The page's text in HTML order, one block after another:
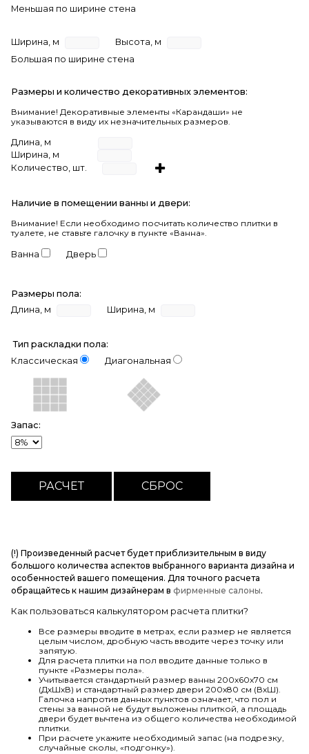
Меньшая по ширине стена
Ширина, м
Высота, м
Большая по ширине стена
Размеры и количество декоративных элементов:
Внимание! Декоративные элементы «Карандаши» не
указываются в виду их незначительных размеров.
Длина, м
Ширина, м
Количество, шт.
Наличие в помещении ванны и двери:
Внимание! Если необходимо посчитать количество плитки в
туалете, не ставьте галочку в пункте «Ванна».
Ванна Дверь
Размеры пола:
Длина, м
Ширина, м
Тип раскладки пола:
Классическая
Диагональная
Запас:
(!) Произведенный расчет будет приблизительным в виду
большого количества аспектов выбранного варианта дизайна и
особенностей вашего помещения. Для точного расчета
обращайтесь к нашим дизайнерам в фирменные салоны.
Как пользоваться калькулятором расчета плитки?
Все размеры вводите в метрах, если размер не является
целым числом, дробную часть вводите через точку или
запятую.
Для расчета плитки на пол вводите данные только в
пункте «Размеры пола».
Учитывается стандартный размер ванны 200х60х70 см
(ДхШхВ) и стандартный размер двери 200х80 см (ВхШ).
Галочка напротив данных пунктов означает, что пол и
стены за ванной не будут выложены плиткой, а площадь
двери будет вычтена из общего количества необходимой
плитки.
При расчете укажите необходимый запас (на подрезку,
случайные сколы, «подгонку»).